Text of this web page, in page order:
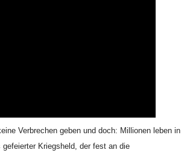
Verbrechen geben und doch: Millionen leben in
Kriegsheld, der fest an die